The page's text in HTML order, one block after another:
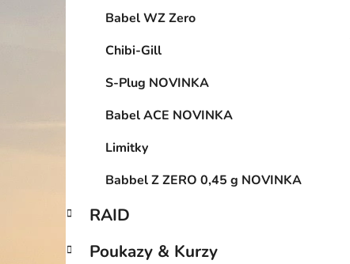
Babel WZ Zero
Chibi-Gill
S-Plug NOVINKA
Babel ACE NOVINKA
Limitky
Babbel Z ZERO 0,45 g NOVINKA
RAID
Poukazy & Kurzy